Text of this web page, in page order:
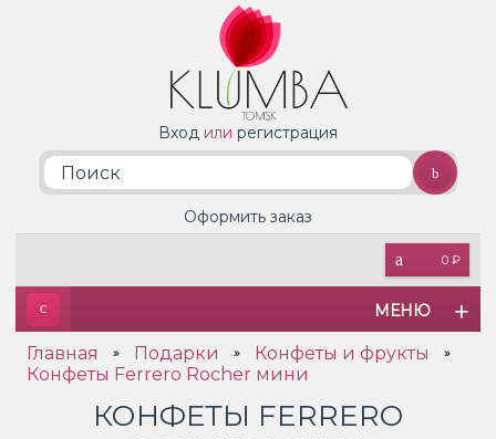
Вход или регистрация
0 ₽
Оформить заказ
МЕНЮ
Главная » Подарки » Конфеты и фрукты »
Конфеты Ferrero Rocher мини
КОНФЕТЫ FERRERO